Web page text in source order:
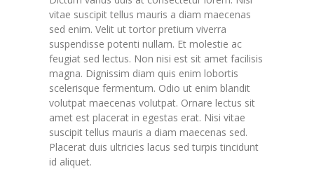
vitae suscipit tellus mauris a diam maecenas
sed enim. Velit ut tortor pretium viverra
suspendisse potenti nullam. Et molestie ac
feugiat sed lectus. Non nisi est sit amet facilisis
magna. Dignissim diam quis enim lobortis
scelerisque fermentum. Odio ut enim blandit
volutpat maecenas volutpat. Ornare lectus sit
amet est placerat in egestas erat. Nisi vitae
suscipit tellus mauris a diam maecenas sed.
Placerat duis ultricies lacus sed turpis tincidunt
id aliquet.